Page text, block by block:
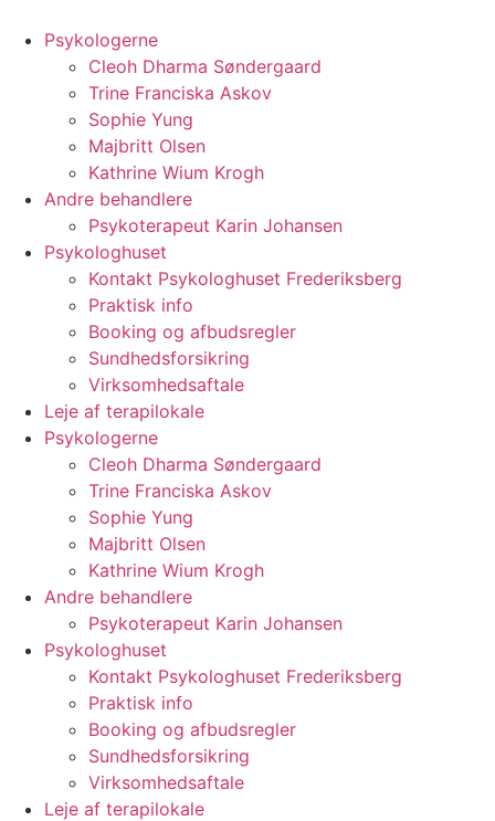
Psykologerne
Cleoh Dharma Søndergaard
Trine Franciska Askov
Sophie Yung
Majbritt Olsen
Kathrine Wium Krogh
Andre behandlere
Psykoterapeut Karin Johansen
Psykologhuset
Kontakt Psykologhuset Frederiksberg
Praktisk info
Booking og afbudsregler
Sundhedsforsikring
Virksomhedsaftale
Leje af terapilokale
Psykologerne
Cleoh Dharma Søndergaard
Trine Franciska Askov
Sophie Yung
Majbritt Olsen
Kathrine Wium Krogh
Andre behandlere
Psykoterapeut Karin Johansen
Psykologhuset
Kontakt Psykologhuset Frederiksberg
Praktisk info
Booking og afbudsregler
Sundhedsforsikring
Virksomhedsaftale
Leje af terapilokale